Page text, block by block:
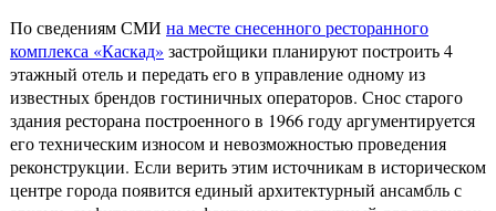
По сведениям СМИ на месте снесенного ресторанного
комплекса «Каскад» застройщики планируют построить 4
этажный отель и передать его в управление одному из
известных брендов гостиничных операторов. Снос старого
здания ресторана построенного в 1966 году аргументируется
его техническим износом и невозможностью проведения
реконструкции. Если верить этим источникам в историческом
центре города появится единый архитектурный ансамбль с